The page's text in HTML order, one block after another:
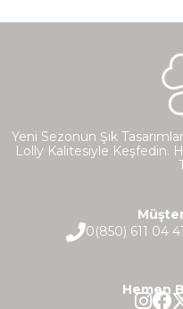
Yeni Sezonun Şık
Lolly Kalitesiyle Keşfedin.
0(850) 611 04 41
Hemen